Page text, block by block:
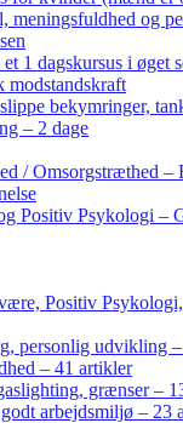
meningsfuldhed og
1 dagskursus i øget
modstandskraft
bekymringer,
– 2 dage
/ Omsorgstræthed –
Positiv Psykologi –
Positiv
personlig udvikling
– 41 artikler
grænser –
arbejdsmiljø – 23